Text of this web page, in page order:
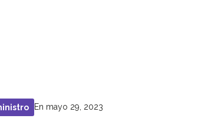
En mayo 29, 2023